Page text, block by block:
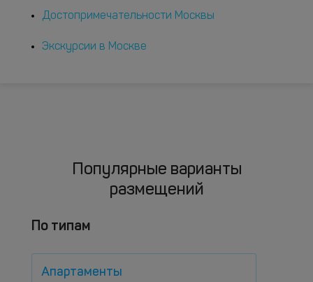
Достопримечательности Москвы
Экскурсии в Москве
Популярные варианты
размещений
По типам
Апартаменты